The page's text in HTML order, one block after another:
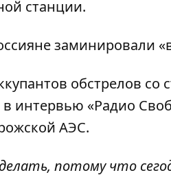
станции.
заминировали
обстрелов
в интервью «Радио
АЭС.
потому что